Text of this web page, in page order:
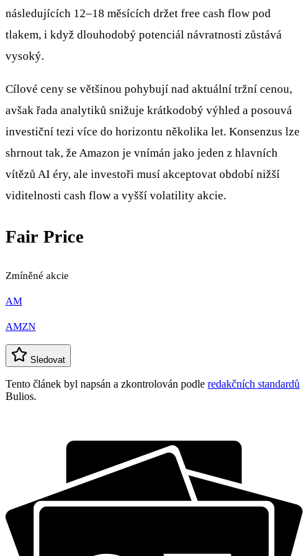
následujících 12–18 měsících držet free cash flow pod
tlakem, i když dlouhodobý potenciál návratnosti zůstává
vysoký.
Cílové ceny se většinou pohybují nad aktuální tržní cenou,
avšak řada analytiků snižuje krátkodobý výhled a posouvá
investiční tezi více do horizontu několika let. Konsenzus lze
shrnout tak, že Amazon je vnímán jako jeden z hlavních
vítězů AI éry, ale investoři musí akceptovat období nižší
viditelnosti cash flow a vyšší volatility akcie.
Fair Price
Zmíněné akcie
AM
AMZN
Sledovat
Tento článek byl napsán a zkontrolován podle redakčních standardů
Bulios.